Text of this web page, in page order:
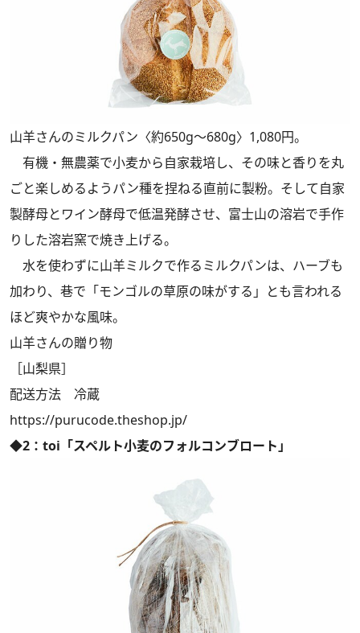
山羊さんのミルクパン〈約650g～680g〉1,080円。
有機・無農薬で小麦から自家栽培し、その味と香りを丸
ごと楽しめるようパン種を捏ねる直前に製粉。そして自家
製酵母とワイン酵母で低温発酵させ、富士山の溶岩で手作
りした溶岩窯で焼き上げる。
水を使わずに山羊ミルクで作るミルクパンは、ハーブも
加わり、巷で「モンゴルの草原の味がする」とも言われる
ほど爽やかな風味。
山羊さんの贈り物
［山梨県］
配送方法 冷蔵
https://purucode.theshop.jp/
◆2：toi「スペルト小麦のフォルコンブロート」